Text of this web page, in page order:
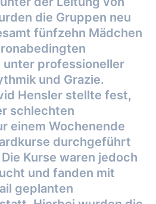
die Gruppen neu
fünfzehn Mädchen
unter professioneller
und Grazie.
Hensler stellte fest,
schlechten
einem Wochenende
durchgeführt
Kurse waren jedoch
und fanden mit
geplanten